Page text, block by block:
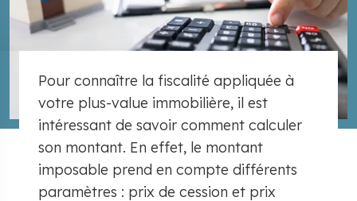
​ Pour connaître la fiscalité appliquée à
votre plus-value immobilière, il est
intéressant de savoir comment calculer
son montant. En effet, le montant
imposable prend en compte différents
paramètres : prix de cession et prix